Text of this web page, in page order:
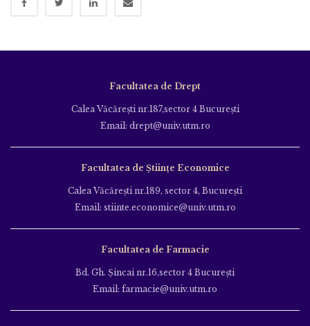
Facultatea de Drept
Calea Văcăreşti nr.187,sector 4 Bucureşti
Email: drept@univ.utm.ro
Facultatea de Științe Economice
Calea Văcăreşti nr.189, sector 4, Bucureşti
Email: stiinte.economice@univ.utm.ro
Facultatea de Farmacie
Bd. Gh. Şincai nr.16,sector 4 Bucureşti
Email: farmacie@univ.utm.ro